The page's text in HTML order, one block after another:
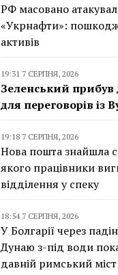
РФ масовано
«Укрнафти»:
активів
19:31 7 СЕРПНЯ, 2026
Зеленський прибув
для переговорів із
19:18 7 СЕРПНЯ, 2026
Нова пошта знайшла
якого працівники
відділення у спеку
18:54 7 СЕРПНЯ, 2026
У Болгарії через
Дунаю з-під води
давній римський міст